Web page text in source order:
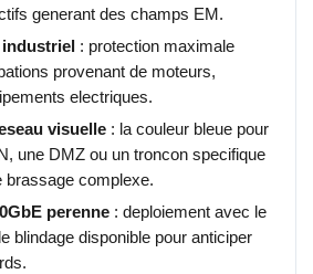
generant des champs EM.
: protection maximale
provenant de moteurs,
electriques.
visuelle : la couleur bleue pour
une DMZ ou un troncon specifique
brassage complexe.
perenne : deploiement avec le
blindage disponible pour anticiper